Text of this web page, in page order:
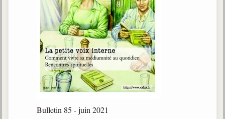
Bulletin 85 - juin 2021